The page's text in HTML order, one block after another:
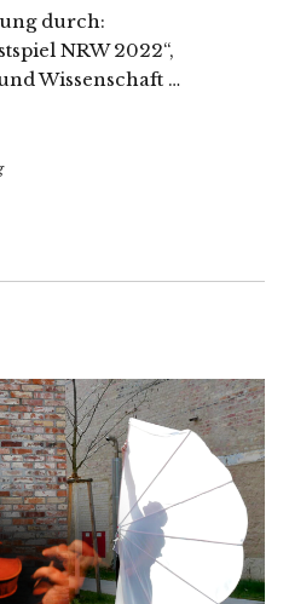
durch:
NRW 2022“,
Wissenschaft …